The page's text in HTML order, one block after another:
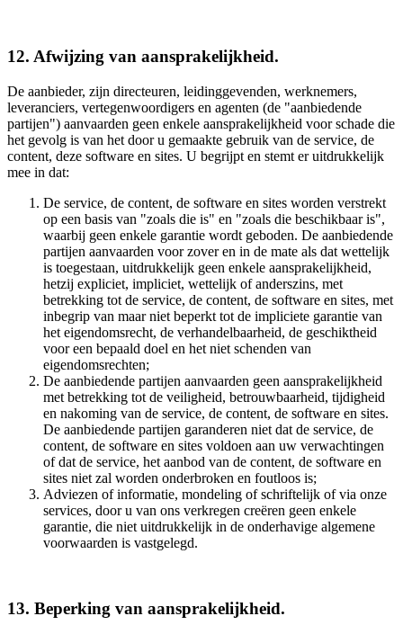
12. Afwijzing van aansprakelijkheid.
De aanbieder, zijn directeuren, leidinggevenden, werknemers,
leveranciers, vertegenwoordigers en agenten (de "aanbiedende
partijen") aanvaarden geen enkele aansprakelijkheid voor schade die
het gevolg is van het door u gemaakte gebruik van de service, de
content, deze software en sites. U begrijpt en stemt er uitdrukkelijk
mee in dat:
De service, de content, de software en sites worden verstrekt
op een basis van "zoals die is" en "zoals die beschikbaar is",
waarbij geen enkele garantie wordt geboden. De aanbiedende
partijen aanvaarden voor zover en in de mate als dat wettelijk
is toegestaan, uitdrukkelijk geen enkele aansprakelijkheid,
hetzij expliciet, impliciet, wettelijk of anderszins, met
betrekking tot de service, de content, de software en sites, met
inbegrip van maar niet beperkt tot de impliciete garantie van
het eigendomsrecht, de verhandelbaarheid, de geschiktheid
voor een bepaald doel en het niet schenden van
eigendomsrechten;
De aanbiedende partijen aanvaarden geen aansprakelijkheid
met betrekking tot de veiligheid, betrouwbaarheid, tijdigheid
en nakoming van de service, de content, de software en sites.
De aanbiedende partijen garanderen niet dat de service, de
content, de software en sites voldoen aan uw verwachtingen
of dat de service, het aanbod van de content, de software en
sites niet zal worden onderbroken en foutloos is;
Adviezen of informatie, mondeling of schriftelijk of via onze
services, door u van ons verkregen creëren geen enkele
garantie, die niet uitdrukkelijk in de onderhavige algemene
voorwaarden is vastgelegd.
13. Beperking van aansprakelijkheid.